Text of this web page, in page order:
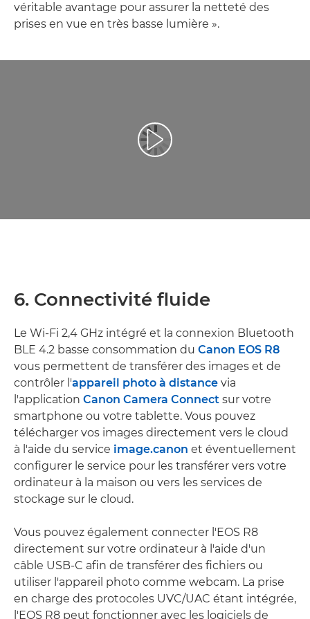
véritable avantage pour assurer la netteté des
prises en vue en très basse lumière ».
Lancer la vidéo
6. Connectivité fluide
Le Wi-Fi 2,4 GHz intégré et la connexion Bluetooth
BLE 4.2 basse consommation du Canon EOS R8
vous permettent de transférer des images et de
contrôler l'appareil photo à distance via
l'application Canon Camera Connect sur votre
smartphone ou votre tablette. Vous pouvez
télécharger vos images directement vers le cloud
à l'aide du service image.canon et éventuellement
configurer le service pour les transférer vers votre
ordinateur à la maison ou vers les services de
stockage sur le cloud.
Vous pouvez également connecter l'EOS R8
directement sur votre ordinateur à l'aide d'un
câble USB-C afin de transférer des fichiers ou
utiliser l'appareil photo comme webcam. La prise
en charge des protocoles UVC/UAC étant intégrée,
l'EOS R8 peut fonctionner avec les logiciels de